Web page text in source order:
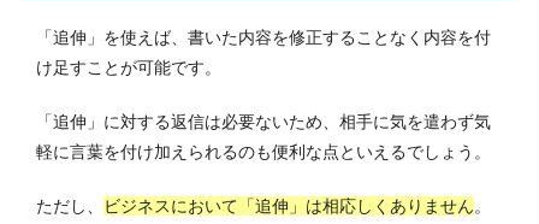
「追伸」を使えば、書いた内容を修正することなく内容を付
け足すことが可能です。
「追伸」に対する返信は必要ないため、相手に気を遣わず気
軽に言葉を付け加えられるのも便利な点といえるでしょう。
ただし、 ビジネスにおいて「追伸」は相応しくありません。